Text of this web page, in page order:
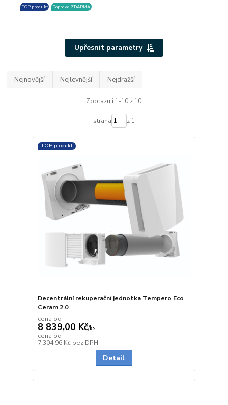
TOP produkt Doprava ZDARMA
Upřesnit parametry
Nejnovější Nejlevnější Nejdražší
Zobrazuji 1-10 z 10
strana z 1
TOP produkt
Decentrální rekuperační jednotka Tempero Eco
Ceram 2.0
cena od
8 839,00 Kč/ks
cena od
7 304,96 Kč bez DPH
Detail